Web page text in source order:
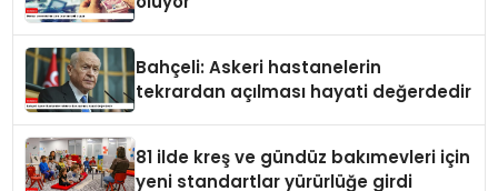
Bahçeli: Askeri hastanelerin
tekrardan açılması hayati değerdedir
81 ilde kreş ve gündüz bakımevleri için
yeni standartlar yürürlüğe girdi